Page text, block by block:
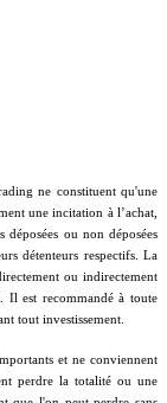
ne constituent qu'une
une incitation à l’achat,
ou non déposées
détenteurs respectifs. La
ou indirectement
Il est recommandé à toute
tout investissement.
et ne conviennent
perdre la totalité ou une